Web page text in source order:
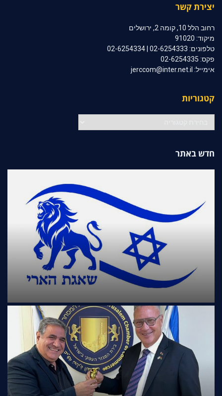
יצירת קשר
רחוב הלל 10, קומה 2, ירושלים
מיקוד: 91020
טלפונים: 02-6254333 | 02-6254334
פקס: 02-6254335
אימייל: jerccom@inter.net.il
קטגוריות
חדש באתר